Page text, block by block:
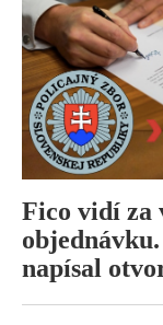
Fico vidí za
napísal